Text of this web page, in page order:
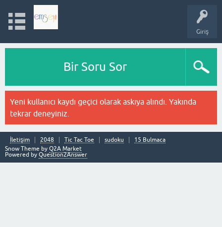
Giriş
Bir Soru Sor
Yeni kullanıcı kaydı geçici olarak askıya alındı. Yakında
tekrar deneyiniz.
İletişim 2048 Tic Tac Toe sudoku
15 Bulmaca
Snow Theme by Q2A Market
Powered by Question2Answer